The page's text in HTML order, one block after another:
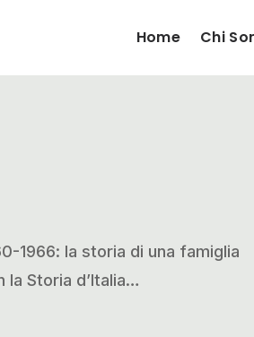
Home Chi
1966: la storia di una famiglia
Storia d’Italia…